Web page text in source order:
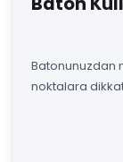
Batonunuzdan
noktalara